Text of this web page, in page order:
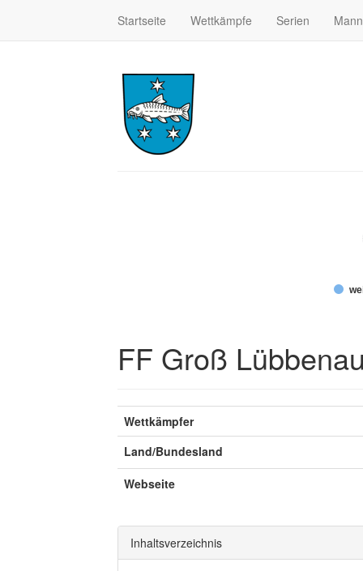
Startseite Wettkämpfe Serien
FF Groß
Wettkämpfer
Land/Bundesland
Webseite
Inhaltsverzeichnis